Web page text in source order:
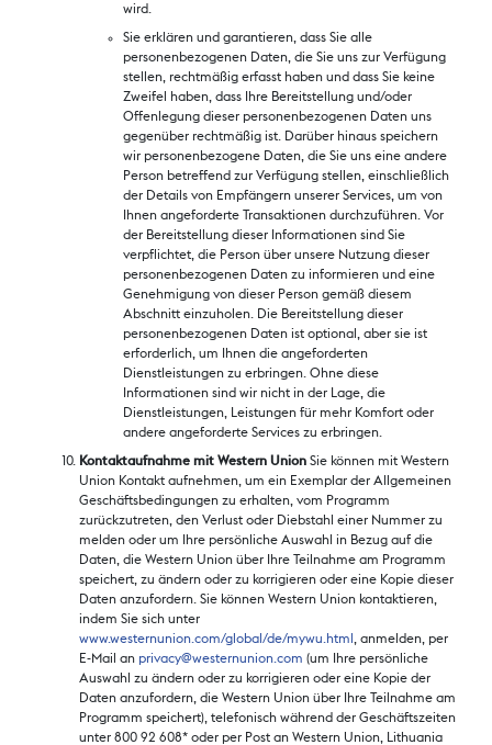
wird.
Sie erklären und garantieren, dass Sie alle
personenbezogenen Daten, die Sie uns zur Verfügung
stellen, rechtmäßig erfasst haben und dass Sie keine
Zweifel haben, dass Ihre Bereitstellung und/oder
Offenlegung dieser personenbezogenen Daten uns
gegenüber rechtmäßig ist. Darüber hinaus speichern
wir personenbezogene Daten, die Sie uns eine andere
Person betreffend zur Verfügung stellen, einschließlich
der Details von Empfängern unserer Services, um von
Ihnen angeforderte Transaktionen durchzuführen. Vor
der Bereitstellung dieser Informationen sind Sie
verpflichtet, die Person über unsere Nutzung dieser
personenbezogenen Daten zu informieren und eine
Genehmigung von dieser Person gemäß diesem
Abschnitt einzuholen. Die Bereitstellung dieser
personenbezogenen Daten ist optional, aber sie ist
erforderlich, um Ihnen die angeforderten
Dienstleistungen zu erbringen. Ohne diese
Informationen sind wir nicht in der Lage, die
Dienstleistungen, Leistungen für mehr Komfort oder
andere angeforderte Services zu erbringen.
Kontaktaufnahme mit Western Union Sie können mit Western
Union Kontakt aufnehmen, um ein Exemplar der Allgemeinen
Geschäftsbedingungen zu erhalten, vom Programm
zurückzutreten, den Verlust oder Diebstahl einer Nummer zu
melden oder um Ihre persönliche Auswahl in Bezug auf die
Daten, die Western Union über Ihre Teilnahme am Programm
speichert, zu ändern oder zu korrigieren oder eine Kopie dieser
Daten anzufordern. Sie können Western Union kontaktieren,
indem Sie sich unter
www.westernunion.com/global/de/mywu.html
, anmelden, per
E-Mail an privacy@westernunion.com (um Ihre persönliche
Auswahl zu ändern oder zu korrigieren oder eine Kopie der
Daten anzufordern, die Western Union über Ihre Teilnahme am
Programm speichert), telefonisch während der Geschäftszeiten
unter 800 92 608* oder per Post an Western Union, Lithuania